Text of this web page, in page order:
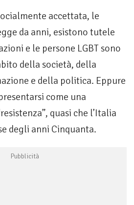
accettata, le
da anni, esistono tutele
e le persone LGBT sono
della società, della
e della politica. Eppure
come una
quasi che l’Italia
degli anni Cinquanta.